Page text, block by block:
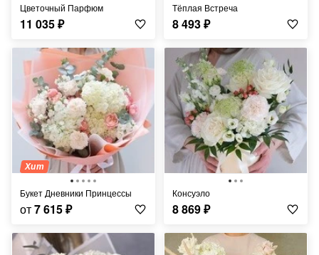
Цветочный Парфюм
11 035₽
Тёплая Встреча
8 493₽
Хит
Букет Дневники Принцессы
от7 615₽
Консуэло
8 869₽